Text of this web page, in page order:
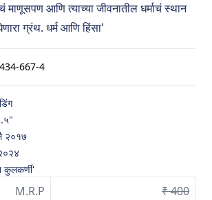
माणूसपण आणि त्याच्या जीवनातील धर्माचं स्थान
ग्रंथ. धर्म आणि हिंसा'
667-4
२०१७
कुलकर्णी'
M.R.P
₹ 400